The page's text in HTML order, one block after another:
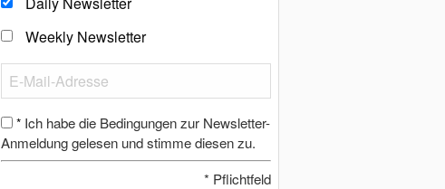
Weekly Newsletter
* Ich habe die Bedingungen zur Newsletter-
Anmeldung gelesen und stimme diesen zu.
* Pflichtfeld